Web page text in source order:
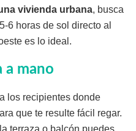
vivienda urbana, busca
6 horas de sol directo al
es lo ideal.
a mano
a los recipientes donde
que te resulte fácil regar.